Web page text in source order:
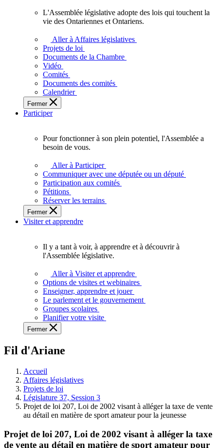
l'Ontario.
L'Assemblée
adopte
touchent
des
Ontariennes
et
L'Assemblée législative adopte des lois qui touchent la
vie des Ontariennes et Ontariens.
Aller à Affaires législatives
Projets de loi
Documents de la Chambre
Vidéo
Comités
Documents des comités
Calendrier
Fermer
Participer
plein
potentiel,
l'Assemblée
a
besoin
de
Pour fonctionner à son plein potentiel, l'Assemblée a
besoin de vous.
Aller à Participer
Communiquer avec une députée ou un député
Participation aux comités
Pétitions
Réserver les terrains
Fermer
Visiter et apprendre
voir,
apprendre
et
à
à
législative.
Il y a tant à voir, à apprendre et à découvrir à
l'Assemblée législative.
Aller à Visiter et apprendre
Options de visites et webinaires
Enseigner, apprendre et jouer
Le parlement et le gouvernement
Groupes scolaires
Planifier votre visite
Fermer
Fil d'Ariane
Accueil
Affaires législatives
Projets de loi
Législature 37, Session 3
Projet de loi 207, Loi de 2002 visant à alléger la taxe de vente
au détail en matière de sport amateur pour la jeunesse
Projet de loi 207, Loi de 2002 visant à alléger la taxe
de vente au détail en matière de sport amateur pour